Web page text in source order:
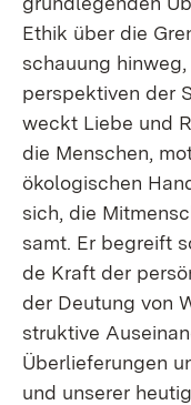
Ethik über die
schau­ung
per­spek­ti­ven der
weckt Lie­be und
die Men­schen,
öko­lo­gi­schen
sich, die
samt. Er be­greift
de Kraft der
der Deu­tung von
struk­ti­ve
Über­lie­fe­run­gen
und un­se­rer